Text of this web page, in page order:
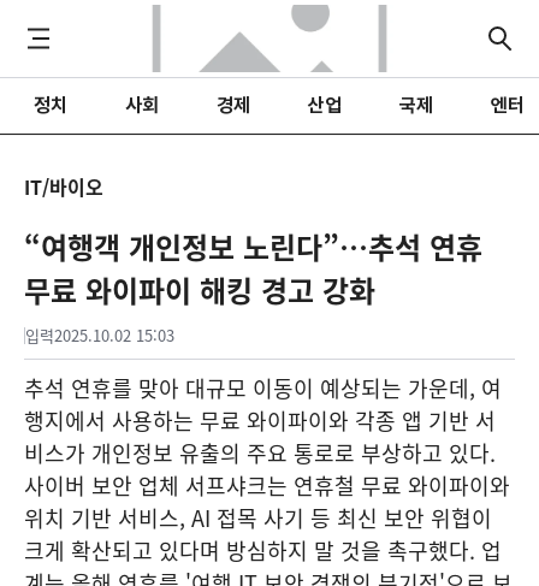
정치 사회 경제 산업 국제 엔터
IT/바이오
“여행객 개인정보 노린다”…추석 연휴
무료 와이파이 해킹 경고 강화
입력2025.10.02 15:03
추석 연휴를 맞아 대규모 이동이 예상되는 가운데, 여
행지에서 사용하는 무료 와이파이와 각종 앱 기반 서
비스가 개인정보 유출의 주요 통로로 부상하고 있다.
사이버 보안 업체 서프샤크는 연휴철 무료 와이파이와
위치 기반 서비스, AI 접목 사기 등 최신 보안 위협이
크게 확산되고 있다며 방심하지 말 것을 촉구했다. 업